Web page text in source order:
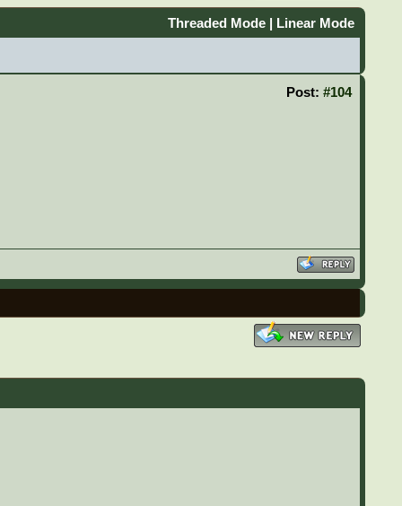
Threaded Mode| Linear Mode
Post: #104